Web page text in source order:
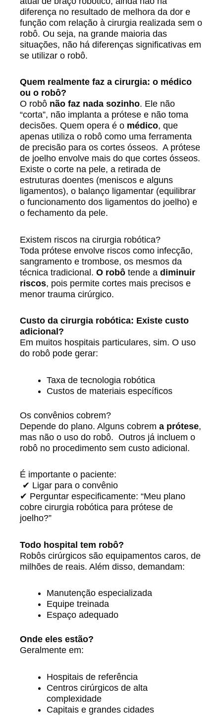
diferença no resultado de melhora da dor e
função com relação à cirurgia realizada sem o
robô. Ou seja, na grande maioria das
situações, não há diferenças significativas em
se utilizar o robô.
Quem realmente faz a cirurgia: o médico
ou o robô?
O robô não faz nada sozinho. Ele não
“corta”, não implanta a prótese e não toma
decisões. Quem opera é o médico, que
apenas utiliza o robô como uma ferramenta
de precisão para os cortes ósseos. A prótese
de joelho envolve mais do que cortes ósseos.
Existe o corte na pele, a retirada de
estruturas doentes (meniscos e alguns
ligamentos), o balanço ligamentar (equilibrar
o funcionamento dos ligamentos do joelho) e
o fechamento da pele.
Existem riscos na cirurgia robótica?
Toda prótese envolve riscos como infecção,
sangramento e trombose, os mesmos da
técnica tradicional. O robô tende a diminuir
riscos, pois permite cortes mais precisos e
menor trauma cirúrgico.
Custo da cirurgia robótica: Existe custo
adicional?
Em muitos hospitais particulares, sim. O uso
do robô pode gerar:
Taxa de tecnologia robótica
Custos de materiais específicos
Os convênios cobrem?
Depende do plano. Alguns cobrem a prótese,
mas não o uso do robô. Outros já incluem o
robô no procedimento sem custo adicional.
É importante o paciente:
✔ Ligar para o convênio
✔ Perguntar especificamente: “Meu plano
cobre cirurgia robótica para prótese de
joelho?”
Todo hospital tem robô?
Robôs cirúrgicos são equipamentos caros, de
milhões de reais. Além disso, demandam:
Manutenção especializada
Equipe treinada
Espaço adequado
Onde eles estão?
Geralmente em:
Hospitais de referência
Centros cirúrgicos de alta
complexidade
Capitais e grandes cidades